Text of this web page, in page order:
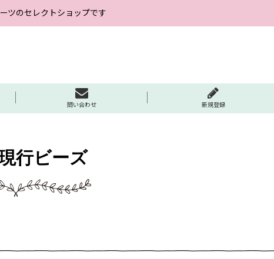
ツのセレクトショップです
問い合わせ 新規登録
行ビーズ